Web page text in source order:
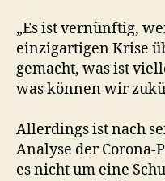
„Es ist vernünftig,
einzigartigen Krise
gemacht, was ist
was können wir
Allerdings ist nach
Analyse der
es nicht um eine